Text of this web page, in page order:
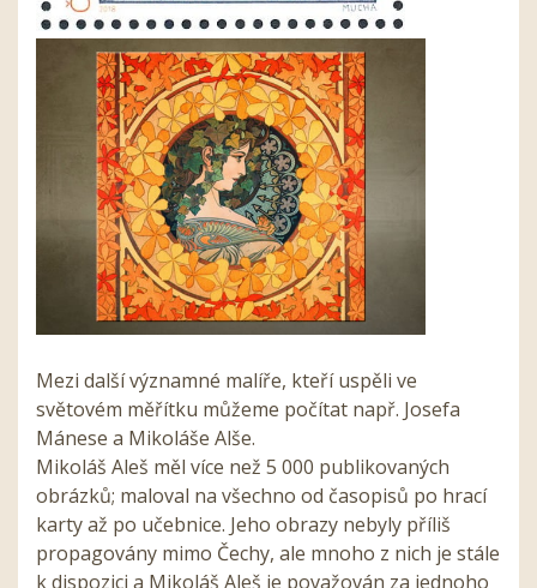
Mezi další významné malíře, kteří uspěli ve
světovém měřítku můžeme počítat např. Josefa
Mánese a Mikoláše Alše.
Mikoláš Aleš měl více než 5 000 publikovaných
obrázků; maloval na všechno od časopisů po hrací
karty až po učebnice. Jeho obrazy nebyly příliš
propagovány mimo Čechy, ale mnoho z nich je stále
k dispozici a Mikoláš Aleš je považován za jednoho